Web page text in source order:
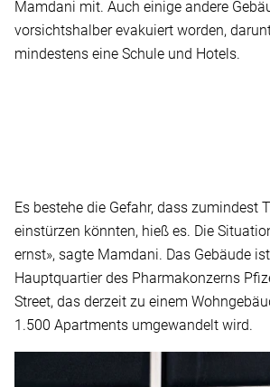
Mamdani mit. Auch einige andere
vorsichtshalber evakuiert worden,
mindestens eine Schule und Hotels.
Es bestehe die Gefahr, dass zumindest
einstürzen könnten, hieß es. Die
ernst», sagte Mamdani. Das Gebäude
Hauptquartier des Pharmakonzerns
Street, das derzeit zu einem
1.500 Apartments umgewandelt wird.